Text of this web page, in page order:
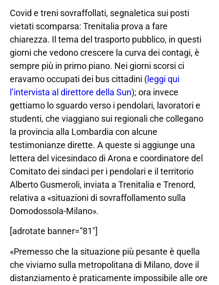
Covid e treni sovraffollati, segnaletica sui posti
vietati scomparsa: Trenitalia prova a fare
chiarezza. Il tema del trasporto pubblico, in questi
giorni che vedono crescere la curva dei contagi, è
sempre più in primo piano. Nei giorni scorsi ci
eravamo occupati dei bus cittadini (leggi qui
l’intervista al direttore della Sun); ora invece
gettiamo lo sguardo verso i pendolari, lavoratori e
studenti, che viaggiano sui regionali che collegano
la provincia alla Lombardia con alcune
testimonianze dirette. A queste si aggiunge una
lettera del vicesindaco di Arona e coordinatore del
Comitato dei sindaci per i pendolari e il territorio
Alberto Gusmeroli, inviata a Trenitalia e Trenord,
relativa a «situazioni di sovraffollamento sulla
Domodossola-Milano».
[adrotate banner=”81″]
«Premesso che la situazione più pesante è quella
che viviamo sulla metropolitana di Milano, dove il
distanziamento è praticamente impossibile alle ore